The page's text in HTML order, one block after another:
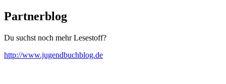
Partnerblog
Du suchst noch mehr Lesestoff?
http://www.jugendbuchblog.de